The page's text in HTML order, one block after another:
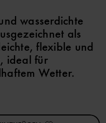
wasserdichte
als
flexible und
ideal für
Wetter.